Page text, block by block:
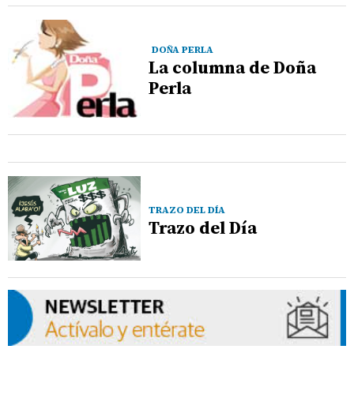
DOÑA PERLA
La columna de Doña
Perla
TRAZO DEL DÍA
Trazo del Día